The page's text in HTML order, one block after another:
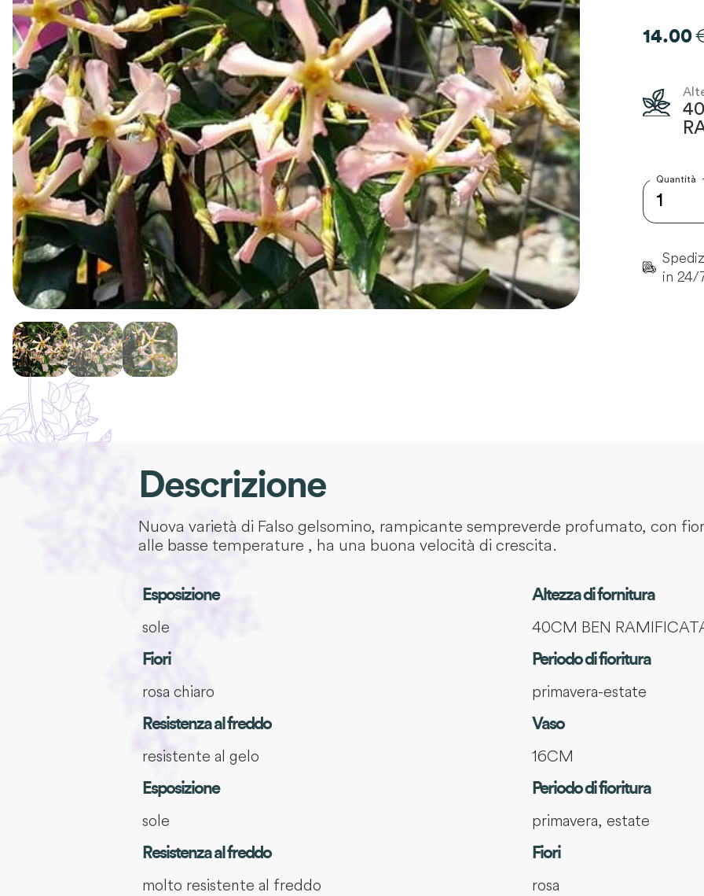
14.00
Quantità
in 24/
Descrizione
Nuova varietà di Falso gelsomino, rampicante sempreverde profumato, con
alle basse temperature , ha una buona velocità di crescita.
Esposizione
sole
Altezza di fornitura
40CM BEN
Fiori
rosa chiaro
Periodo di fioritura
primavera-estate
Resistenza al freddo
resistente al gelo
Vaso
16CM
Esposizione
sole
Periodo di fioritura
primavera, estate
Resistenza al freddo
molto resistente al freddo
Fiori
rosa